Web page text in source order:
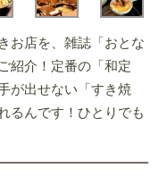
お店を、雑誌「おとな
紹介！定番の「和定
が出せない「すき焼
るんです！ひとりでも